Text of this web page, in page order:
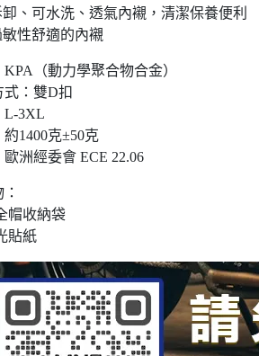
、可水洗、透氣內襯，清潔保養便利
性舒適的內襯
（動力學聚合物合金）
式：雙D扣
L-3XL
約1400克±50克
洲經委會 ECE 22.06
帽收納袋
貼紙